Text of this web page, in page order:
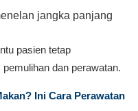
jangka panjang
pasien tetap
dan perawatan.
Ini Cara Perawatan